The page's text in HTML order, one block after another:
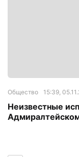
Общество 15:39,
Неизвестные